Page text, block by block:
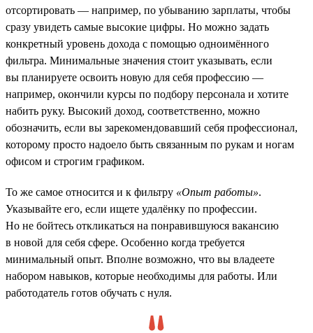
отсортировать — например, по убыванию зарплаты, чтобы
сразу увидеть самые высокие цифры. Но можно задать
конкретный уровень дохода с помощью одноимённого
фильтра. Минимальные значения стоит указывать, если
вы планируете освоить новую для себя профессию —
например, окончили курсы по подбору персонала и хотите
набить руку. Высокий доход, соответственно, можно
обозначить, если вы зарекомендовавший себя профессионал,
которому просто надоело быть связанным по рукам и ногам
офисом и строгим графиком.
То же самое относится и к фильтру «Опыт работы».
Указывайте его, если ищете удалёнку по профессии.
Но не бойтесь откликаться на понравившуюся вакансию
в новой для себя сфере. Особенно когда требуется
минимальный опыт. Вполне возможно, что вы владеете
набором навыков, которые необходимы для работы. Или
работодатель готов обучать с нуля.